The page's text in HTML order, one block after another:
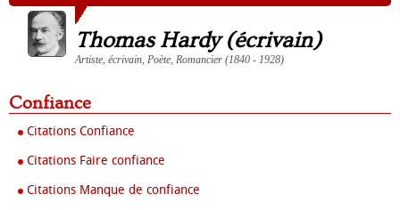
Thomas Hardy (écrivain)
Artiste, écrivain, Poète, Romancier (1840 - 1928)
Confiance
Citations Confiance
Citations Faire confiance
Citations Manque de confiance